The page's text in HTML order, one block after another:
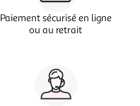
Paiement sécurisé en ligne
ou au retrait